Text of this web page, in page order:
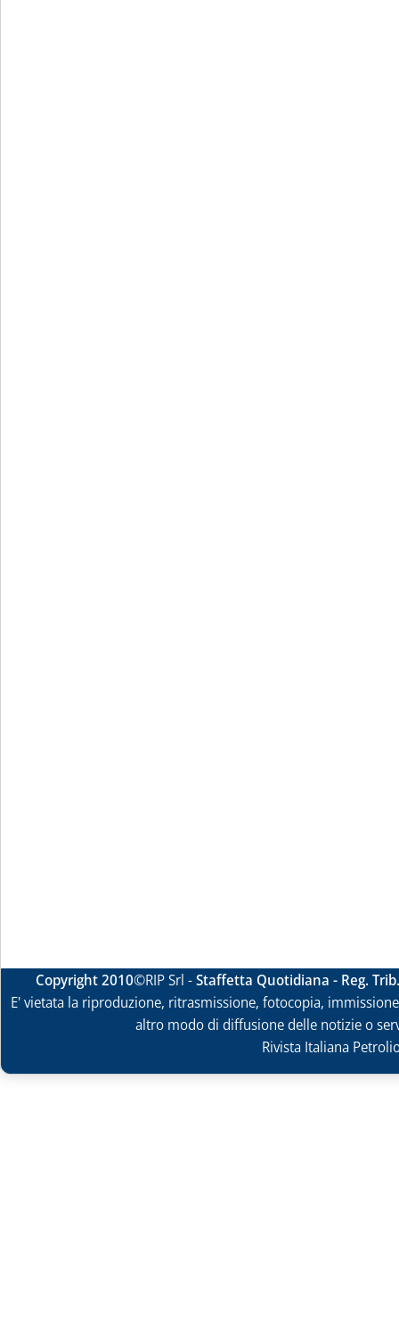
Copyright 2010©RIP Srl -Staffetta Quotidiana - Reg.
E' vietata la riproduzione, ritrasmissione, fotocopia,
altro modo di diffusione delle notizie o
Rivista Italiana